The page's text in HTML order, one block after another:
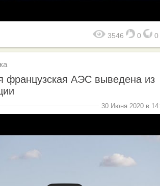
3546 0 0
французская АЭС выведена из
30 Июня 2020 в